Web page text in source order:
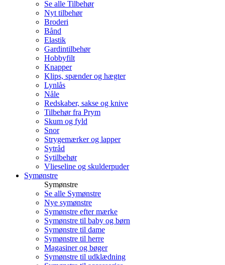
Se alle Tilbehør
Nyt tilbehør
Broderi
Bånd
Elastik
Gardintilbehør
Hobbyfilt
Knapper
Klips, spænder og hægter
Lynlås
Nåle
Redskaber, sakse og knive
Tilbehør fra Prym
Skum og fyld
Snor
Strygemærker og lapper
Sytråd
Sytilbehør
Vlieseline og skulderpuder
Symønstre
Symønstre
Se alle Symønstre
Nye symønstre
Symønstre efter mærke
Symønstre til baby og børn
Symønstre til dame
Symønstre til herre
Magasiner og bøger
Symønstre til udklædning